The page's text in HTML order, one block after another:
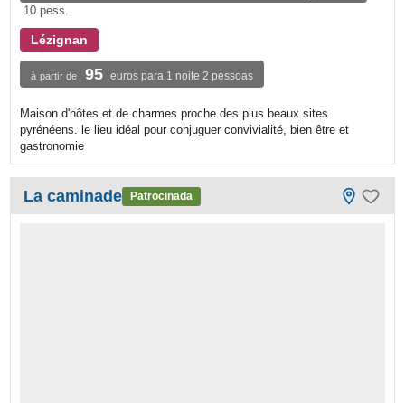
10 pess.
Lézignan
à partir de 95 euros para 1 noite 2 pessoas
Maison d'hôtes et de charmes proche des plus beaux sites
pyrénéens. le lieu idéal pour conjuguer convivialité, bien être et
gastronomie
La caminade Patrocinada